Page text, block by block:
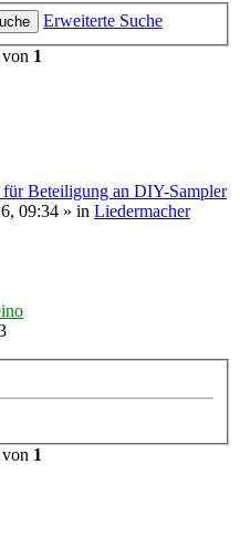
Erweiterte Suche
von 1
Beteiligung an DIY-Sampler
09:34 » in Liedermacher
von 1